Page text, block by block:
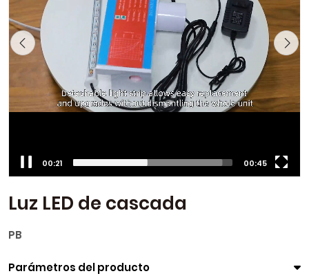
Luz LED de cascada
PB
Parámetros del producto
00:22 00:45